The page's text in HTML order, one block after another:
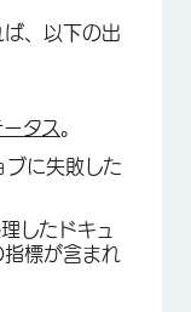
、以下の出
ータス 。
ブに失敗した
したドキュ
標が含まれ